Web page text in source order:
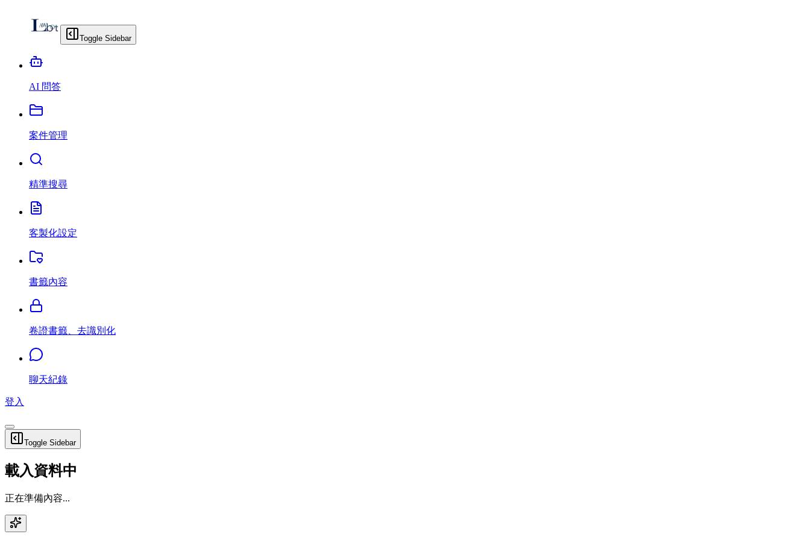
Toggle Sidebar
AI 問答
案件管理
精準搜尋
客製化設定
書籤內容
卷證書籤、去識別化
聊天紀錄
登入
Toggle Sidebar
載入資料中
正在準備內容...